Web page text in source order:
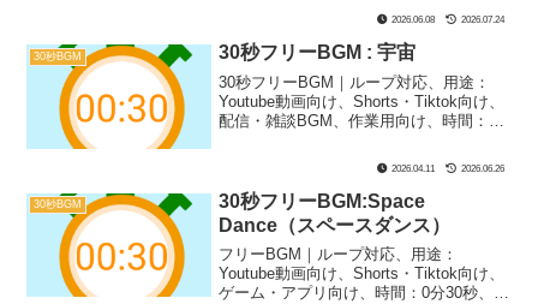
かるい、楽器：トイミュージック｜30秒
BGM第34弾！昼3時の少しけだるい感じ
をイメージしました！何となくのお散歩
シーンやまったりしたシーンにぴった
り！
2026.06.08 2026.07.24
30秒BGM 30秒フリーBGM : 宇宙
30秒フリーBGM｜ループ対応、用途：
Youtube動画向け、Shorts・Tiktok向け、
配信・雑談BGM、作業用向け、時間：0
ル：ゆったり、おしゃれ、楽器：オルゴ
ール、シンセサイザー｜30秒BGM第11
弾！宇宙が広がるような空間系BGMで
す！天文学や宇宙系のYoutubeの解説動画
や、寝落ち配信にぴったり！
2026.04.11 2026.06.26
30秒BGM
30秒フリーBGM:Space
Dance（スペースダンス）
フリーBGM｜ループ対応、用途：
Youtube動画向け、Shorts・Tiktok向け、
ゲーム・アプリ向け、時間：0分30秒、